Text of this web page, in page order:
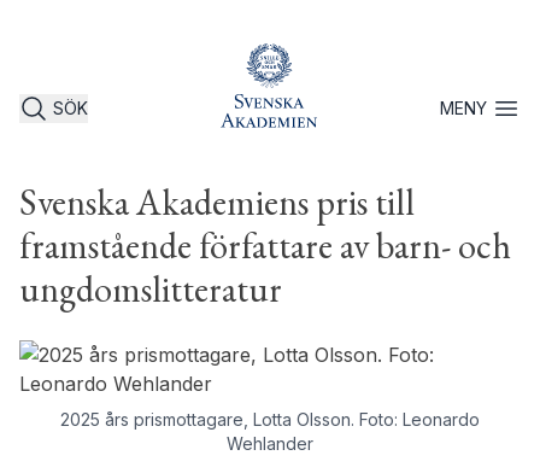
SÖK MENYÖppna
Svenska Akademiens pris till
framstående författare av barn- och
ungdomslitteratur
2025 års prismottagare, Lotta Olsson. Foto: Leonardo
Wehlander